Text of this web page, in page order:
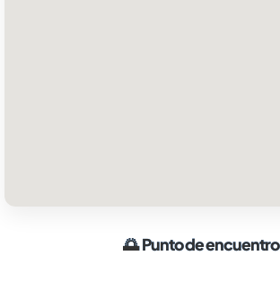
🌅Punto de encuentro